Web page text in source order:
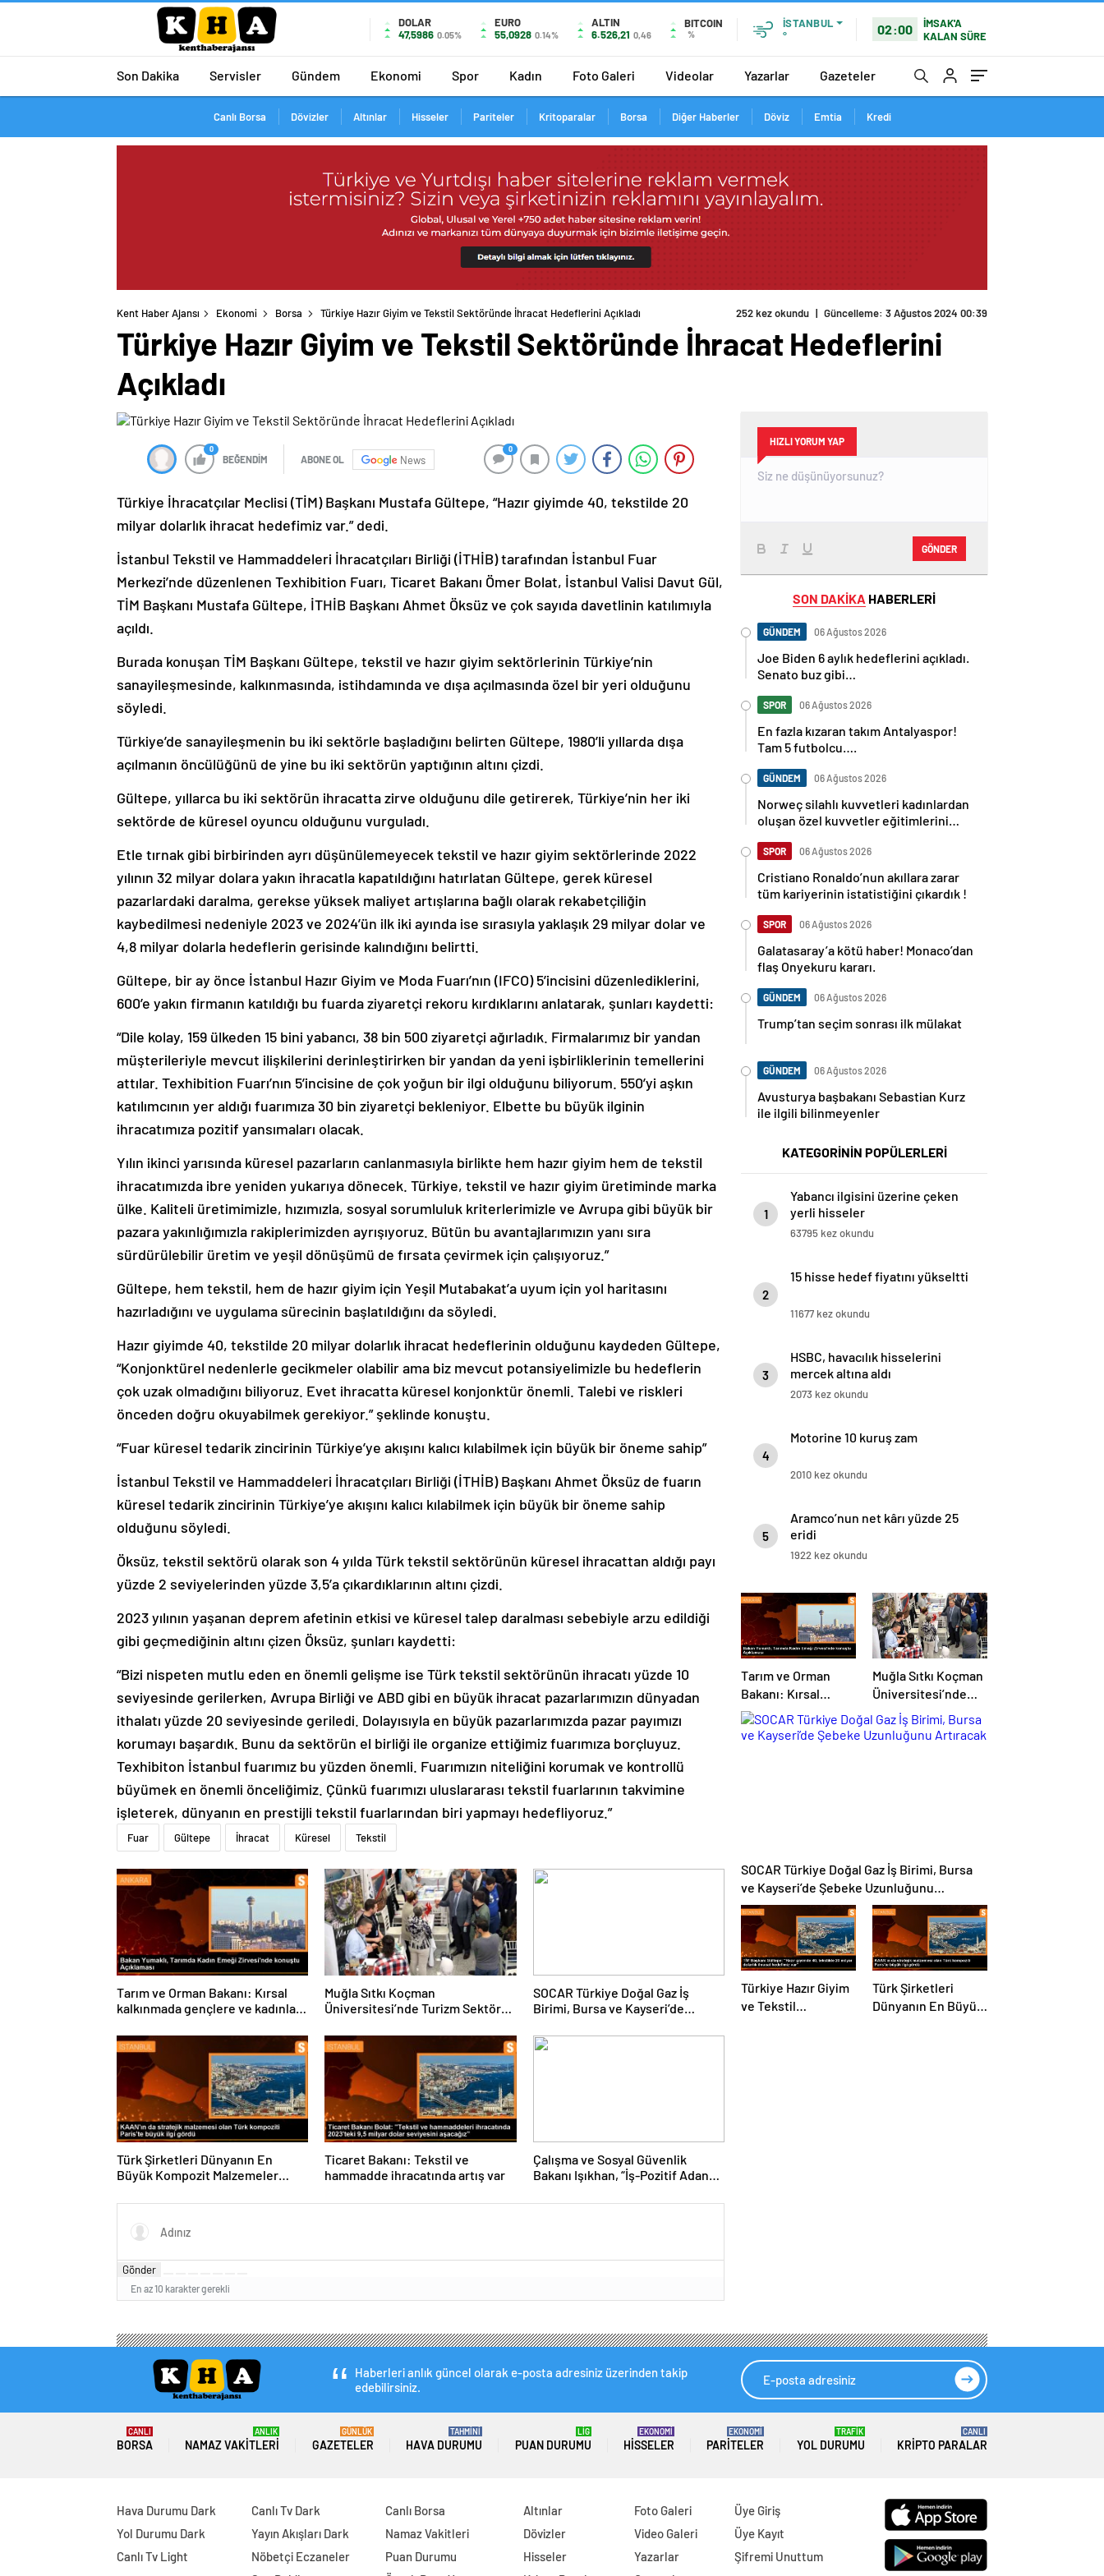
DOLAR
47,5986 0.05%
EURO
55,0928 0.14%
ALTIN
6.526,21 0,46
BITCOIN
%
İSTANBUL
°
02:00
İMSAK'A
KALAN SÜRE
Son Dakika Servisler Gündem Ekonomi Spor Kadın Foto Galeri Videolar Yazarlar Gazeteler
Canlı Borsa Dövizler Altınlar Hisseler Pariteler Kritoparalar Borsa Diğer Haberler Döviz Emtia Kredi
Kent Haber Ajansı Ekonomi Borsa Türkiye Hazır Giyim ve Tekstil Sektöründe İhracat Hedeflerini Açıkladı 252 kez okundu | Güncelleme: 3 Ağustos 2024 00:39
Türkiye Hazır Giyim ve Tekstil Sektöründe İhracat Hedeflerini
Açıkladı
0
BEĞENDİM ABONE OL News
0
Türkiye İhracatçılar Meclisi (TİM) Başkanı Mustafa Gültepe, “Hazır giyimde 40, tekstilde 20
milyar dolarlık ihracat hedefimiz var.” dedi.
İstanbul Tekstil ve Hammaddeleri İhracatçıları Birliği (İTHİB) tarafından İstanbul Fuar
Merkezi’nde düzenlenen Texhibition Fuarı, Ticaret Bakanı Ömer Bolat, İstanbul Valisi Davut Gül,
TİM Başkanı Mustafa Gültepe, İTHİB Başkanı Ahmet Öksüz ve çok sayıda davetlinin katılımıyla
açıldı.
Burada konuşan TİM Başkanı Gültepe, tekstil ve hazır giyim sektörlerinin Türkiye’nin
sanayileşmesinde, kalkınmasında, istihdamında ve dışa açılmasında özel bir yeri olduğunu
söyledi.
Türkiye’de sanayileşmenin bu iki sektörle başladığını belirten Gültepe, 1980’li yıllarda dışa
açılmanın öncülüğünü de yine bu iki sektörün yaptığının altını çizdi.
Gültepe, yıllarca bu iki sektörün ihracatta zirve olduğunu dile getirerek, Türkiye’nin her iki
sektörde de küresel oyuncu olduğunu vurguladı.
Etle tırnak gibi birbirinden ayrı düşünülemeyecek tekstil ve hazır giyim sektörlerinde 2022
yılının 32 milyar dolara yakın ihracatla kapatıldığını hatırlatan Gültepe, gerek küresel
pazarlardaki daralma, gerekse yüksek maliyet artışlarına bağlı olarak rekabetçiliğin
kaybedilmesi nedeniyle 2023 ve 2024’ün ilk iki ayında ise sırasıyla yaklaşık 29 milyar dolar ve
4,8 milyar dolarla hedeflerin gerisinde kalındığını belirtti.
Gültepe, bir ay önce İstanbul Hazır Giyim ve Moda Fuarı’nın (IFCO) 5’incisini düzenlediklerini,
600’e yakın firmanın katıldığı bu fuarda ziyaretçi rekoru kırdıklarını anlatarak, şunları kaydetti:
“Dile kolay, 159 ülkeden 15 bini yabancı, 38 bin 500 ziyaretçi ağırladık. Firmalarımız bir yandan
müşterileriyle mevcut ilişkilerini derinleştirirken bir yandan da yeni işbirliklerinin temellerini
attılar. Texhibition Fuarı’nın 5’incisine de çok yoğun bir ilgi olduğunu biliyorum. 550’yi aşkın
katılımcının yer aldığı fuarımıza 30 bin ziyaretçi bekleniyor. Elbette bu büyük ilginin
ihracatımıza pozitif yansımaları olacak.
Yılın ikinci yarısında küresel pazarların canlanmasıyla birlikte hem hazır giyim hem de tekstil
ihracatımızda ibre yeniden yukarıya dönecek. Türkiye, tekstil ve hazır giyim üretiminde marka
ülke. Kaliteli üretimimizle, hızımızla, sosyal sorumluluk kriterlerimizle ve Avrupa gibi büyük bir
pazara yakınlığımızla rakiplerimizden ayrışıyoruz. Bütün bu avantajlarımızın yanı sıra
sürdürülebilir üretim ve yeşil dönüşümü de fırsata çevirmek için çalışıyoruz.”
Gültepe, hem tekstil, hem de hazır giyim için Yeşil Mutabakat’a uyum için yol haritasını
hazırladığını ve uygulama sürecinin başlatıldığını da söyledi.
Hazır giyimde 40, tekstilde 20 milyar dolarlık ihracat hedeflerinin olduğunu kaydeden Gültepe,
“Konjonktürel nedenlerle gecikmeler olabilir ama biz mevcut potansiyelimizle bu hedeflerin
çok uzak olmadığını biliyoruz. Evet ihracatta küresel konjonktür önemli. Talebi ve riskleri
önceden doğru okuyabilmek gerekiyor.” şeklinde konuştu.
“Fuar küresel tedarik zincirinin Türkiye’ye akışını kalıcı kılabilmek için büyük bir öneme sahip”
İstanbul Tekstil ve Hammaddeleri İhracatçıları Birliği (İTHİB) Başkanı Ahmet Öksüz de fuarın
küresel tedarik zincirinin Türkiye’ye akışını kalıcı kılabilmek için büyük bir öneme sahip
olduğunu söyledi.
Öksüz, tekstil sektörü olarak son 4 yılda Türk tekstil sektörünün küresel ihracattan aldığı payı
yüzde 2 seviyelerinden yüzde 3,5’a çıkardıklarının altını çizdi.
2023 yılının yaşanan deprem afetinin etkisi ve küresel talep daralması sebebiyle arzu edildiği
gibi geçmediğinin altını çizen Öksüz, şunları kaydetti:
“Bizi nispeten mutlu eden en önemli gelişme ise Türk tekstil sektörünün ihracatı yüzde 10
seviyesinde gerilerken, Avrupa Birliği ve ABD gibi en büyük ihracat pazarlarımızın dünyadan
ithalatı yüzde 20 seviyesinde geriledi. Dolayısıyla en büyük pazarlarımızda pazar payımızı
korumayı başardık. Bunu da sektörün el birliği ile organize ettiğimiz fuarımıza borçluyuz.
Texhibiton İstanbul fuarımız bu yüzden önemli. Fuarımızın niteliğini korumak ve kontrollü
büyümek en önemli önceliğimiz. Çünkü fuarımızı uluslararası tekstil fuarlarının takvimine
işleterek, dünyanın en prestijli tekstil fuarlarından biri yapmayı hedefliyoruz.”
Fuar Gültepe İhracat Küresel Tekstil
Tarım ve Orman Bakanı: Kırsal
kalkınmada gençlere ve kadınlara
Muğla Sıtkı Koçman
Üniversitesi’nde Turizm Sektörü
SOCAR Türkiye Doğal Gaz İş
Birimi, Bursa ve Kayseri’de
Türk Şirketleri Dünyanın En
Büyük Kompozit Malzemeler
Ticaret Bakanı: Tekstil ve
hammadde ihracatında artış var
Çalışma ve Sosyal Güvenlik
Bakanı Işıkhan, “İş-Pozitif Adana
Açıklaması
Gönder
En az 10 karakter gerekli
HIZLI YORUM YAP
GÖNDER
SON DAKİKA HABERLERİ
GÜNDEM 06 Ağustos 2026
Joe Biden 6 aylık hedeflerini açıkladı.
Senato buz gibi…
SPOR 06 Ağustos 2026
En fazla kızaran takım Antalyaspor!
Tam 5 futbolcu….
GÜNDEM 06 Ağustos 2026
Norweç silahlı kuvvetleri kadınlardan
oluşan özel kuvvetler eğitimlerini
SPOR 06 Ağustos 2026
Cristiano Ronaldo’nun akıllara zarar
tüm kariyerinin istatistiğini çıkardık !
SPOR 06 Ağustos 2026
Galatasaray’a kötü haber! Monaco’dan
flaş Onyekuru kararı.
GÜNDEM 06 Ağustos 2026
Trump’tan seçim sonrası ilk mülakat
GÜNDEM 06 Ağustos 2026
Avusturya başbakanı Sebastian Kurz
ile ilgili bilinmeyenler
KATEGORİNİN POPÜLERLERİ
1
Yabancı ilgisini üzerine çeken
yerli hisseler
63795 kez okundu
2
15 hisse hedef fiyatını yükseltti
11677 kez okundu
3
HSBC, havacılık hisselerini
mercek altına aldı
2073 kez okundu
4
Motorine 10 kuruş zam
2010 kez okundu
5
Aramco’nun net kârı yüzde 25
eridi
1922 kez okundu
Tarım ve Orman
Bakanı: Kırsal
kalkınmada
gençlere ve
Muğla Sıtkı Koçman
Üniversitesi’nde
Turizm Sektörü ve
Öğrenciler Buluştu
SOCAR Türkiye Doğal Gaz İş Birimi, Bursa
ve Kayseri’de Şebeke Uzunluğunu
Artıracak
Türkiye Hazır Giyim
ve Tekstil
Türk Şirketleri
Dünyanın En Büyük
Haberleri anlık güncel olarak e-posta adresiniz üzerinden takip
edebilirsiniz.
BORSA
CANLI
NAMAZ VAKITLERI
ANLIK
GAZETELER
GÜNLÜK
HAVA DURUMU
TAHMİNİ
PUAN DURUMU
LİG
HISSELER
EKONOMİ
PARITELER
EKONOMİ
YOL DURUMU
TRAFİK
KRIPTO PARALAR
CANLI
Hava Durumu Dark
Yol Durumu Dark
Canlı Tv Light
Canlı Tv Dark
Yayın Akışları Dark
Nöbetçi Eczaneler
Canlı Borsa
Namaz Vakitleri
Puan Durumu
Altınlar
Dövizler
Hisseler
Foto Galeri
Video Galeri
Yazarlar
Üye Giriş
Üye Kayıt
Şifremi Unuttum